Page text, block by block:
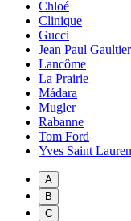
Chloé
Clinique
Gucci
Jean Paul Gaultier
Lancôme
La Prairie
Mádara
Mugler
Rabanne
Tom Ford
Yves Saint
A
B
C